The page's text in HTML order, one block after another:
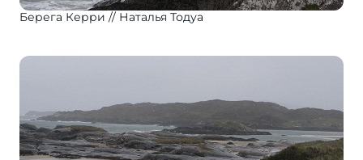
Берега Керри Наталья Тодуа